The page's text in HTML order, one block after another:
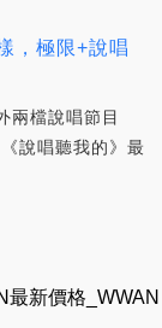
，極限+說唱
兩檔說唱節目
說唱聽我的》最
最新價格_WWAN